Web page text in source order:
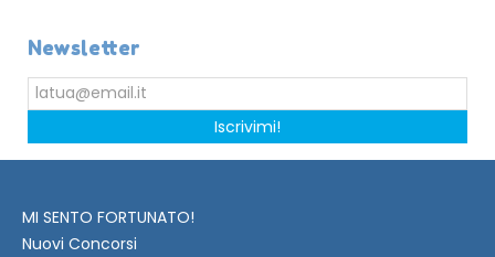
Newsletter
Iscrivimi!
MI SENTO FORTUNATO!
Nuovi Concorsi